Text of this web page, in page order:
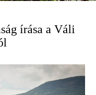
írása a Váli